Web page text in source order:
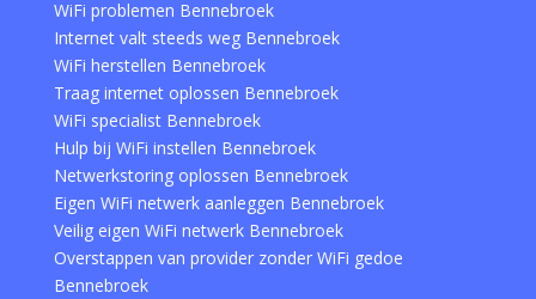
WiFi problemen Bennebroek
Internet valt steeds weg Bennebroek
WiFi herstellen Bennebroek
Traag internet oplossen Bennebroek
WiFi specialist Bennebroek
Hulp bij WiFi instellen Bennebroek
Netwerkstoring oplossen Bennebroek
Eigen WiFi netwerk aanleggen Bennebroek
Veilig eigen WiFi netwerk Bennebroek
Overstappen van provider zonder WiFi gedoe
Bennebroek